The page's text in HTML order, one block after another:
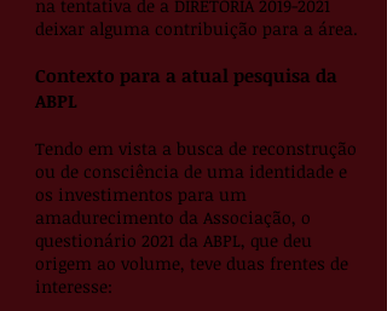
na tentativa de a DIRETORIA 2019-2021
deixar alguma contribuição para a área.
Contexto para a atual pesquisa da
ABPL
Tendo em vista a busca de reconstrução
ou de consciência de uma identidade e
os investimentos para um
amadurecimento da Associação, o
questionário 2021 da ABPL, que deu
origem ao volume, teve duas frentes de
interesse: